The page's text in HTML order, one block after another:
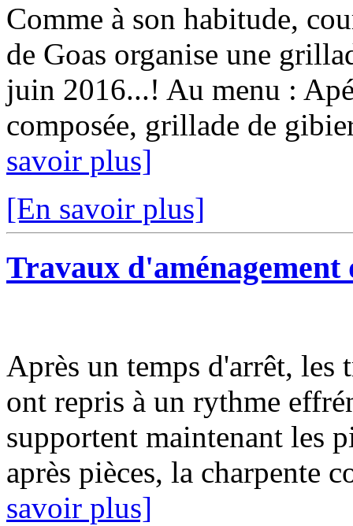
Comme à son habitude,
de Goas organise une
juin 2016...! Au menu :
composée, grillade de
savoir plus]
[En savoir plus]
Travaux
Après un temps d'arrêt, les
ont repris à un rythme
supportent maintenant les
après pièces, la charpente
savoir plus]